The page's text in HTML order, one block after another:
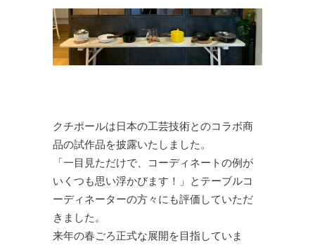
クチポールは日本の工芸技術とのコラボ商
品の試作品を披露いたしました。
「一目見ただけで、コーディネートの例が
いくつも思い浮かびます！」とテーブルコ
ーディネーターの方々にも評価していただ
きました。
来年の春ごろ正式な展開を目指していま